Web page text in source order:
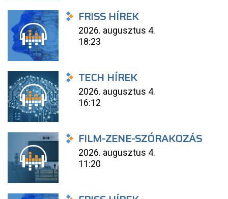
FRISS HÍREK
2026. augusztus 4.
18:23
TECH HÍREK
2026. augusztus 4.
16:12
FILM-ZENE-SZÓRAKOZÁS
2026. augusztus 4.
11:20